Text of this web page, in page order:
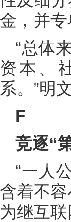
金，并
“总体
资本、
系。”明
F
竞逐“
“一人
含着不
为继互